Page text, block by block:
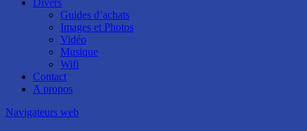
Divers
Guides d’achats
Images et Photos
Vidéo
Musique
Wifi
Contact
A propos
Navigateurs web